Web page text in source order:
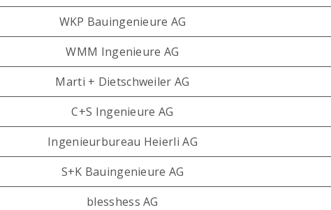
WKP Bauingenieure AG
WMM Ingenieure AG
Marti + Dietschweiler AG
C+S Ingenieure AG
Ingenieurbureau Heierli AG
S+K Bauingenieure AG
blesshess AG